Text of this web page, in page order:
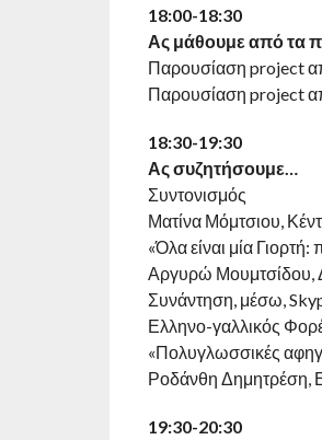
18:00-18:30
Ας μάθουμε από τα
Παρουσίαση project
Παρουσίαση project
18:30-19:30
Ας συζητήσουμε…
Συντονισμός
Ματίνα Μόμτσιου,
«Όλα είναι μία
Αργυρώ Μουμτσίδου,
Συνάντηση, μέσω,
Ελληνο-γαλλικός
«Πολυγλωσσικές
Ροδάνθη Δημητρέση,
19:30-20:30